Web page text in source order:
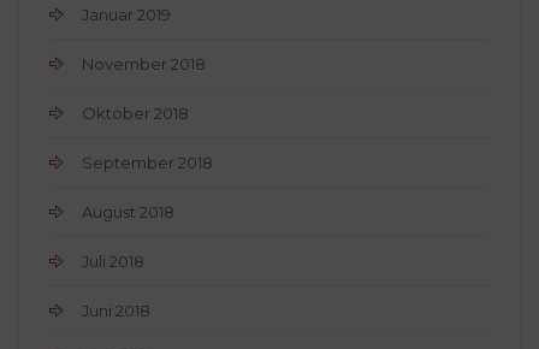
Januar 2019
November 2018
Oktober 2018
September 2018
August 2018
Juli 2018
Juni 2018